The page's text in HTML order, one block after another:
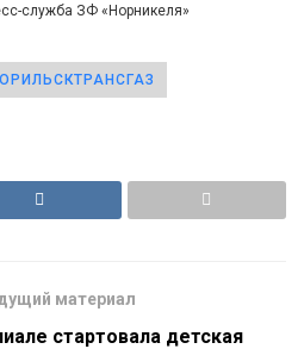
служба ЗФ «Норникеля»
материал
стартовала детская